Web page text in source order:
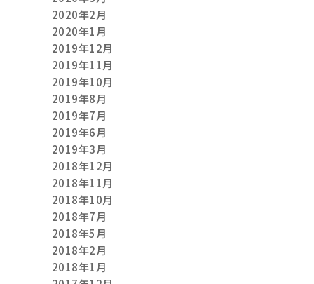
2020年2月
2020年1月
2019年12月
2019年11月
2019年10月
2019年8月
2019年7月
2019年6月
2019年3月
2018年12月
2018年11月
2018年10月
2018年7月
2018年5月
2018年2月
2018年1月